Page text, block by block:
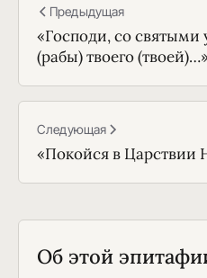
Предыдущая
«Господи, со святыми
(рабы) твоего
Следующая
«Покойся в Царствии
Об этой